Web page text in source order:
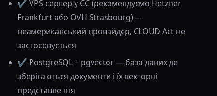
✔️ VPS-сервер у ЄС (рекомендуємо Hetzner
Frankfurt або OVH Strasbourg) —
неамериканський провайдер, CLOUD Act не
застосовується
✔️ PostgreSQL + pgvector — база даних де
зберігаються документи і їх векторні
представлення